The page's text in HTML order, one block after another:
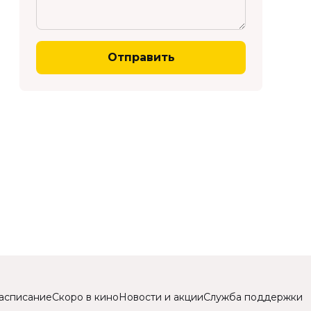
Отправить
Скоро в киноНовости и акцииСлужба поддержки